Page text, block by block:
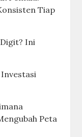
Tiap
Ini
Investasi
Peta